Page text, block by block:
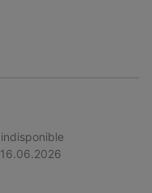
indisponible
16.06.2026